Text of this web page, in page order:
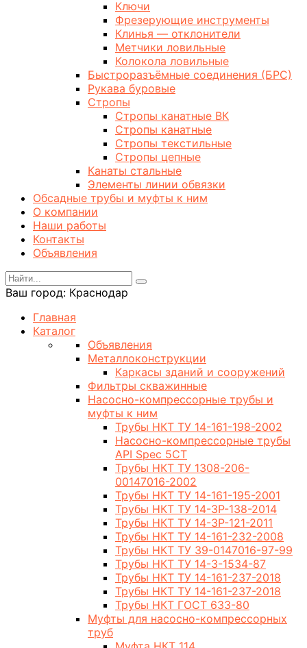
Ключи
Фрезерующие инструменты
Клинья — отклонители
Метчики ловильные
Колокола ловильные
Быстроразъёмные соединения (БРС)
Рукава буровые
Стропы
Стропы канатные ВК
Стропы канатные
Стропы текстильные
Стропы цепные
Канаты стальные
Элементы линии обвязки
Обсадные трубы и муфты к ним
О компании
Наши работы
Контакты
Объявления
Ваш город: Краснодар
Главная
Каталог
Объявления
Металлоконструкции
Каркасы зданий и сооружений
Фильтры скважинные
Насосно-компрессорные трубы и
муфты к ним
Трубы НКТ ТУ 14-161-198-2002
Насосно-компрессорные трубы
API Spec 5CT
Трубы НКТ ТУ 1308-206-
00147016-2002
Трубы НКТ ТУ 14-161-195-2001
Трубы НКТ ТУ 14-3Р-138-2014
Трубы НКТ ТУ 14-3Р-121-2011
Трубы НКТ ТУ 14-161-232-2008
Трубы НКТ ТУ 39-0147016-97-99
Трубы НКТ ТУ 14-3-1534-87
Трубы НКТ ТУ 14-161-237-2018
Трубы НКТ ТУ 14-161-237-2018
Трубы НКТ ГОСТ 633-80
Муфты для насосно-компрессорных
труб